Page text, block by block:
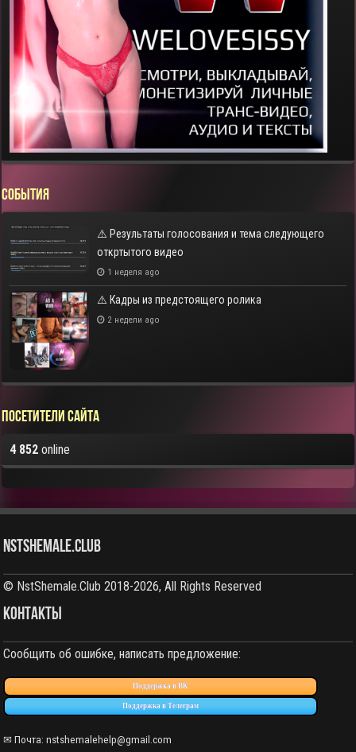
СОБЫТИЯ
⚠️ Результаты голосования и тема следующего
откртытого видео
1 неделя ago
⚠️ Кадры из предстоящего ролика
2 недели ago
Посетители сайта
4 852 online
NstShemale.Club
© NstShemale.Club 2018-2026, All Rights Reserved
КОНТАКТЫ
Сообщить об ошибке, написать предложение:
Поддержка в ВК
Поддержка в Телеграм
✉ Почта: nstshemalehelp@gmail.com